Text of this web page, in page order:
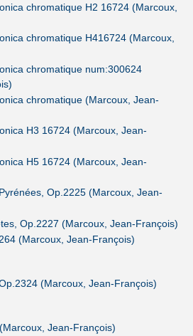
chromatique H2 16724 (Marcoux,
chromatique H416724 (Marcoux,
chromatique num:300624
chromatique (Marcoux, Jean-
H3 16724 (Marcoux, Jean-
H5 16724 (Marcoux, Jean-
Op.2225 (Marcoux, Jean-
Op.2227 (Marcoux, Jean-François)
(Marcoux, Jean-François)
(Marcoux, Jean-François)
Jean-François)